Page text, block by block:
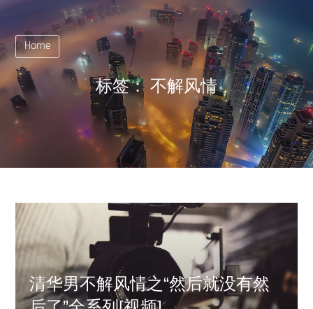
Home
标签： 不解风情
清华男不解风情之“然后就没有然